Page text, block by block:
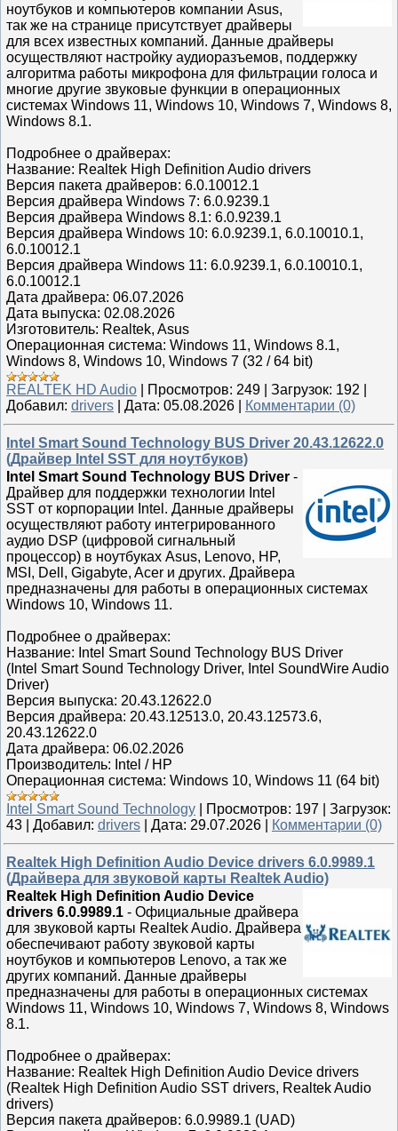
ноутбуков и компьютеров компании Asus,
так же на странице присутствует драйверы
для всех известных компаний. Данные драйверы
осуществляют настройку аудиоразъемов, поддержку
алгоритма работы микрофона для фильтрации голоса и
многие другие звуковые функции в операционных
системах Windows 11, Windows 10, Windows 7, Windows 8,
Windows 8.1.
Подробнее о драйверах:
Название: Realtek High Definition Audio drivers
Версия пакета драйверов: 6.0.10012.1
Версия драйвера Windows 7: 6.0.9239.1
Версия драйвера Windows 8.1: 6.0.9239.1
Версия драйвера Windows 10: 6.0.9239.1, 6.0.10010.1,
6.0.10012.1
Версия драйвера Windows 11: 6.0.9239.1, 6.0.10010.1,
6.0.10012.1
Дата драйвера: 06.07.2026
Дата выпуска: 02.08.2026
Изготовитель: Realtek, Asus
Операционная система: Windows 11, Windows 8.1,
Windows 8, Windows 10, Windows 7 (32 / 64 bit)
REALTEK HD Audio
Просмотров: 249 Загрузок: 192
Добавил: drivers Дата: 05.08.2026 Комментарии (0)
Intel Smart Sound Technology BUS Driver 20.43.12622.0
(Драйвер Intel SST для ноутбуков)
Intel Smart Sound Technology BUS Driver -
Драйвер для поддержки технологии Intel
SST от корпорации Intel. Данные драйверы
осуществляют работу интегрированного
аудио DSP (цифровой сигнальный
процессор) в ноутбуках Asus, Lenovo, HP,
MSI, Dell, Gigabyte, Acer и других. Драйвера
предназначены для работы в операционных системах
Windows 10, Windows 11.
Подробнее о драйверах:
Название: Intel Smart Sound Technology BUS Driver
(Intel Smart Sound Technology Driver, Intel SoundWire Audio
Driver)
Версия выпуска: 20.43.12622.0
Версия драйвера: 20.43.12513.0, 20.43.12573.6,
20.43.12622.0
Дата драйвера: 06.02.2026
Производитель: Intel / HP
Операционная система: Windows 10, Windows 11 (64 bit)
Intel Smart Sound Technology
Просмотров: 197
Загрузок:
43
Добавил: drivers Дата: 29.07.2026 Комментарии (0)
Realtek High Definition Audio Device drivers 6.0.9989.1
(Драйвера для звуковой карты Realtek Audio)
Realtek High Definition Audio Device
drivers 6.0.9989.1 - Официальные драйвера
для звуковой карты Realtek Audio. Драйвера
обеспечивают работу звуковой карты
ноутбуков и компьютеров Lenovo, а так же
других компаний. Данные драйверы
предназначены для работы в операционных системах
Windows 11, Windows 10, Windows 7, Windows 8, Windows
8.1.
Подробнее о драйверах:
Название: Realtek High Definition Audio Device drivers
(Realtek High Definition Audio SST drivers, Realtek Audio
drivers)
Версия пакета драйверов: 6.0.9989.1 (UAD)